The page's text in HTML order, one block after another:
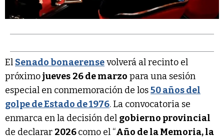
El Senado bonaerensevolverá al recinto el
próximojueves 26 de marzo para una sesión
especial en conmemoración de los50 años del
golpe de Estado de 1976. La convocatoria se
enmarca en la decisión del gobierno provincial
de declarar 2026como el “Año de la Memoria, la